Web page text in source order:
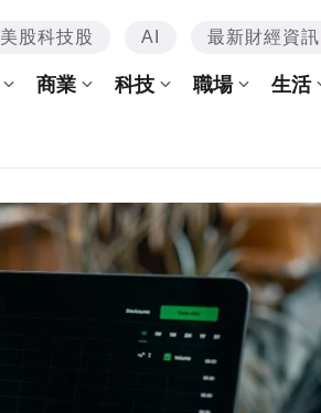
美股科技股 AI 最新財經資訊
商業 科技 職場 生活